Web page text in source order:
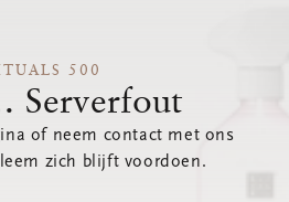
500
Serverfout
of neem contact met ons
zich blijft voordoen.